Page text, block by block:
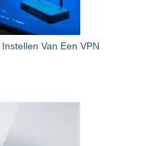
Van Een VPN